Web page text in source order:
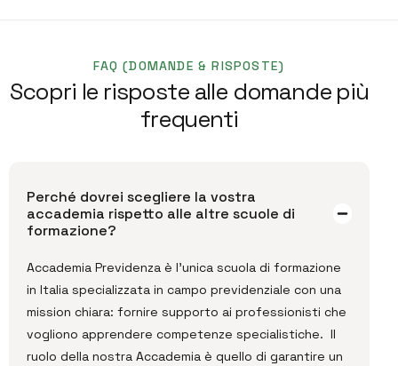
FAQ (DOMANDE & RISPOSTE)
Scopri le risposte alle domande più
frequenti
Perché dovrei scegliere la vostra
accademia rispetto alle altre scuole di
formazione?
Accademia Previdenza è l’unica scuola di formazione
in Italia specializzata in campo previdenziale con una
mission chiara: fornire supporto ai professionisti che
vogliono apprendere competenze specialistiche. Il
ruolo della nostra Accademia è quello di garantire un